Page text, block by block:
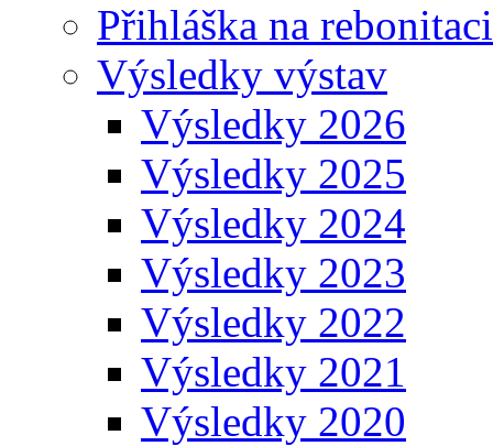
Přihláška na rebonitaci
Výsledky výstav
Výsledky 2026
Výsledky 2025
Výsledky 2024
Výsledky 2023
Výsledky 2022
Výsledky 2021
Výsledky 2020